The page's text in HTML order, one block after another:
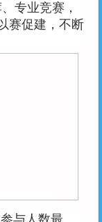
专业竞赛，
赛促建，不断
与人数最